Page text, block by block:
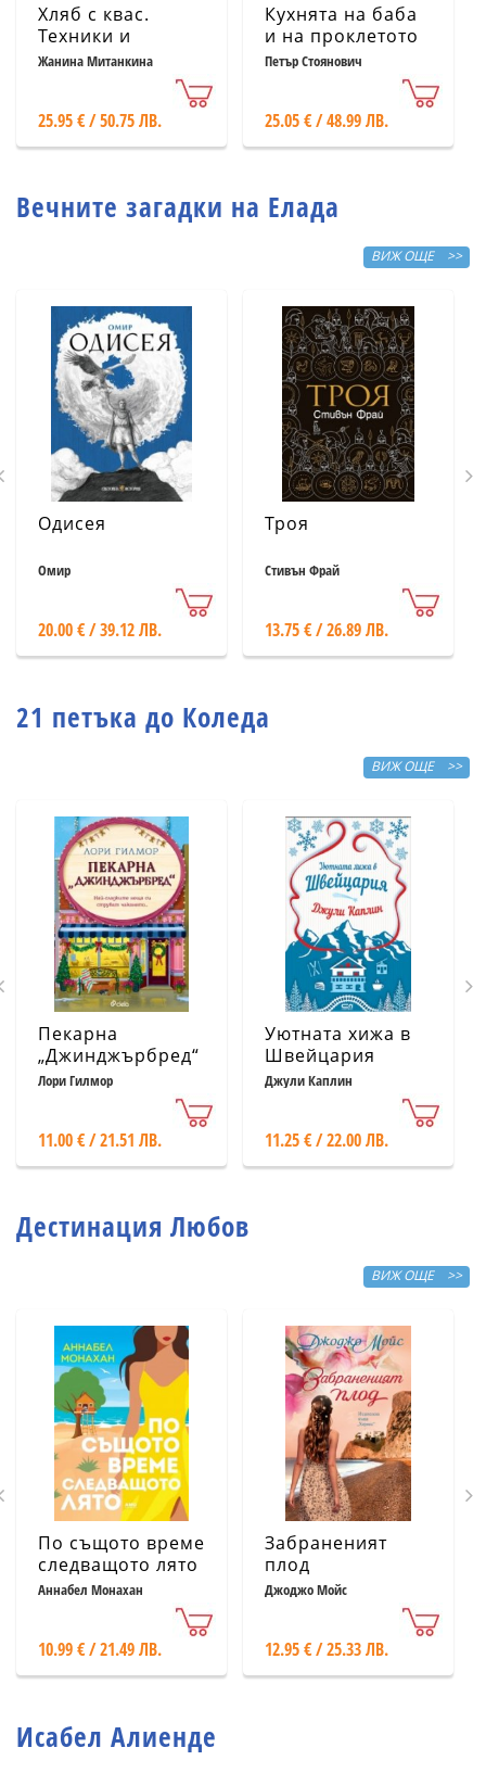
Хляб с квас.
Техники и
рецепти
Жанина Митанкина
25.95 € / 50.75 ЛВ.
Кухнята на баба
и на проклетото
й внуче
Петър Стоянович
25.05 € / 48.99 ЛВ.
Вечните загадки на Елада
ВИЖ ОЩЕ >>
Одисея
Омир
20.00 € / 39.12 ЛВ.
Троя
Стивън Фрай
13.75 € / 26.89 ЛВ.
21 петъка до Коледа
ВИЖ ОЩЕ >>
Пекарна
„Джинджърбред“
(с цветни
Лори Гилмор
11.00 € / 21.51 ЛВ.
Уютната хижа в
Швейцария
Джули Каплин
11.25 € / 22.00 ЛВ.
Дестинация Любов
ВИЖ ОЩЕ >>
По същото време
следващото лято
Аннабел Монахан
10.99 € / 21.49 ЛВ.
Забраненият
плод
Джоджо Мойс
12.95 € / 25.33 ЛВ.
Исабел Алиенде